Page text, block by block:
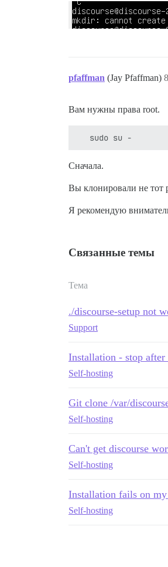
pfaffman (Jay Pfaffman) 8
Вам нужны права root.
Сначала.
Вы клонировали не тот
Я рекомендую
Связанные темы
Тема
./discourse-setup not
Support
Installation - stop
Self-hosting
Git clone /var/
Self-hosting
Can't get discourse
Self-hosting
Installation fails on
Self-hosting